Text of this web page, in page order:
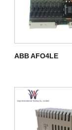
ABB AFO4LE